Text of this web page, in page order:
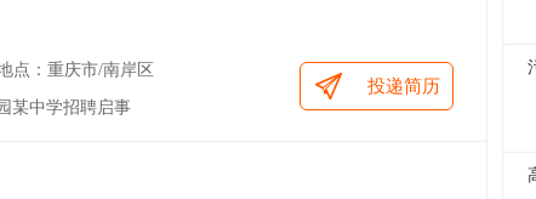
点：重庆市/南岸区
某中学招聘启事
投递简历